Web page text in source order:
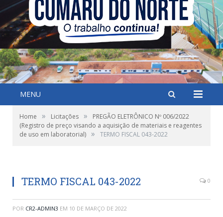
MENU
Home » Licitações »
PREGÃO ELETRÔNICO Nº 006/2022
(Registro de preço visando a aquisição de materiais e reagentes
de uso em laboratorial) » TERMO FISCAL 043-2022
TERMO FISCAL 043-2022 0
POR CR2-ADMIN3 EM 10 DE MARÇO DE 2022